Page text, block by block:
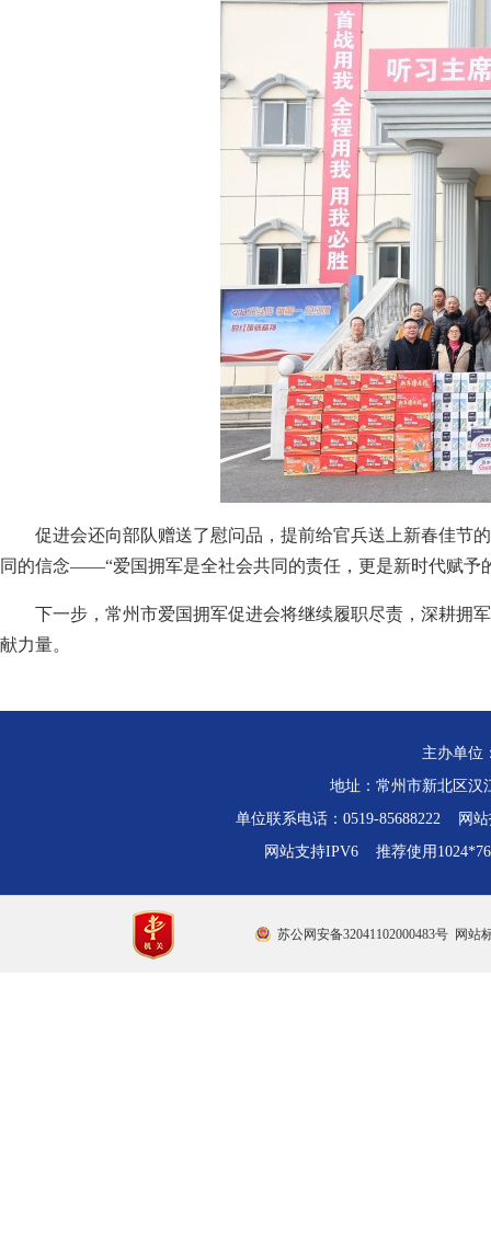
促进会还向部队赠送了慰问品，提前给官兵送上新春佳节
同的信念——“爱国拥军是全社会共同的责任，更是新时代赋予
下一步，常州市爱国拥军促进会将继续履职尽责，深耕拥
献力量。
主办单位
地址：常州市新北区
单位联系电话：0519-85688222 网站
网站支持IPV6 推荐使用
苏公网安备32041102000483号 网站